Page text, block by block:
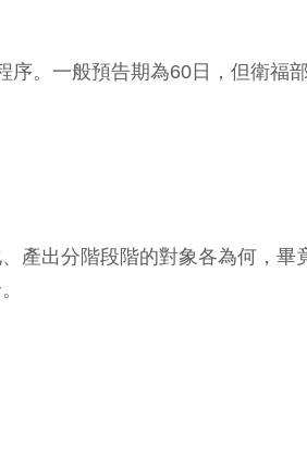
。一般預告期為60日，但衛福
產出分階段階的對象各為何，